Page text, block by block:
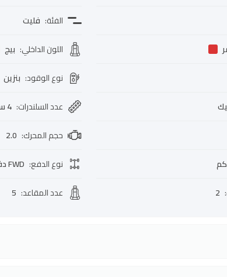
الفئة: فليت
اللون الداخلي: بيج
نوع الوقود: بنزين
عدد السلندرات: 4 سيليندر
حجم المحرك:
2.0
نوع الدفع: FWD دفع امامي
:
2 عدد المقاعد:
5